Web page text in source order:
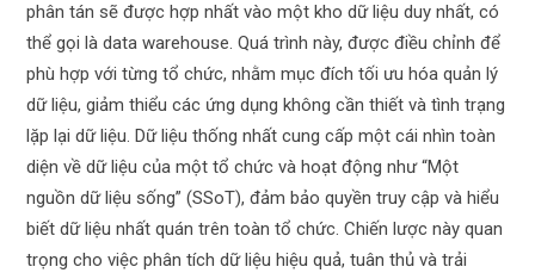
phân tán sẽ được hợp nhất vào một kho dữ liệu duy nhất, có
thể gọi là data warehouse. Quá trình này, được điều chỉnh để
phù hợp với từng tổ chức, nhằm mục đích tối ưu hóa quản lý
dữ liệu, giảm thiểu các ứng dụng không cần thiết và tình trạng
lặp lại dữ liệu. Dữ liệu thống nhất cung cấp một cái nhìn toàn
diện về dữ liệu của một tổ chức và hoạt động như “Một
nguồn dữ liệu sống” (SSoT), đảm bảo quyền truy cập và hiểu
biết dữ liệu nhất quán trên toàn tổ chức. Chiến lược này quan
trọng cho việc phân tích dữ liệu hiệu quả, tuân thủ và trải